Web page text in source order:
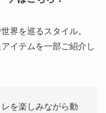
デはこちら！
界を巡るスタイル。